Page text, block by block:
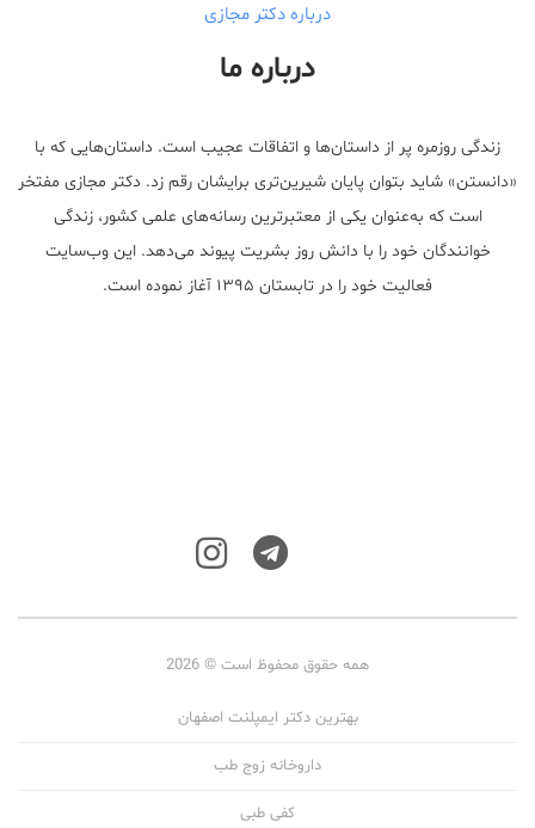
درباره دکتر مجازی
درباره ما
زندگی روزمره پر از داستان‌ها و اتفاقات عجیب است. داستان‌هایی که با
«دانستن» شاید بتوان پایان شیرین‌تری برایشان رقم زد. دکتر مجازی مفتخر
است که به‌عنوان یکی از معتبر‌ترین رسانه‌های علمی کشور، زندگی
خوانندگان خود را با دانش روز بشریت پیوند می‌دهد. این وب‌سایت
فعالیت خود را در تابستان ۱۳۹۵ آغاز نموده است.
همه حقوق محفوظ است © 2026
بهترین دکتر ایمپلنت اصفهان
داروخانه زوج طب
کفی طبی